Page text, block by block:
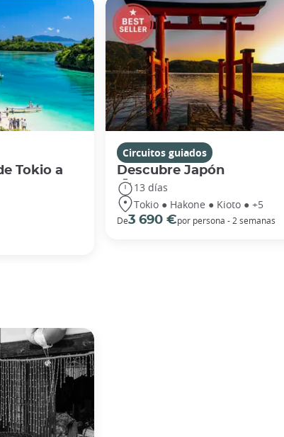
Tokio a
Circuitos guiados
Descubre Japón
13 días
Tokio ● Hakone ● Kioto ● +5
De3 690 €por persona - 2 semanas